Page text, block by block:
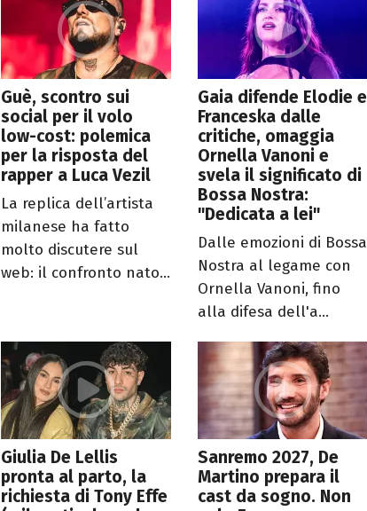
Guè, scontro sui
social per il volo
low-cost: polemica
per la risposta del
rapper a Luca Vezil
La replica dell’artista
milanese ha fatto
molto discutere sul
web: il confronto nato...
Gaia difende Elodie e
Franceska dalle
critiche, omaggia
Ornella Vanoni e
svela il significato di
Bossa Nostra:
"Dedicata a lei"
Dalle emozioni di Bossa
Nostra al legame con
Ornella Vanoni, fino
alla difesa dell'a...
Giulia De Lellis
pronta al parto, la
richiesta di Tony Effe
Sanremo 2027, De
Martino prepara il
cast da sogno. Non